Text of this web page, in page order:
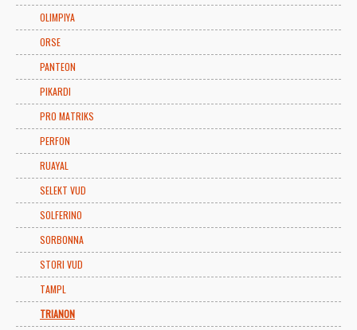
OLIMPIYA
ORSE
PANTEON
PIKARDI
PRO MATRIKS
PERFON
RUAYAL
SELEKT VUD
SOLFERINO
SORBONNA
STORI VUD
TAMPL
TRIANON